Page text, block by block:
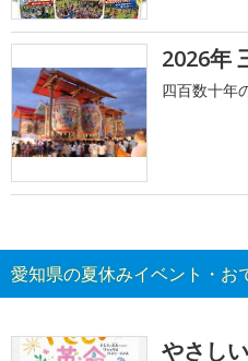
2026年
四百数十年
愛知県の夏休みイベント・お
やさし